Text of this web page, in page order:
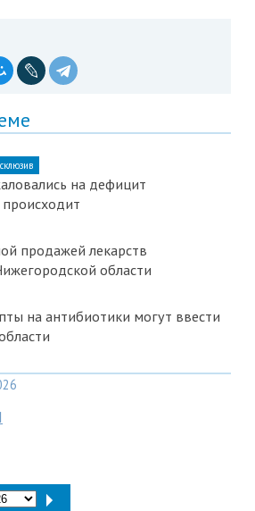
на дефицит
продажей лекарств
области
на антибиотики могут ввести